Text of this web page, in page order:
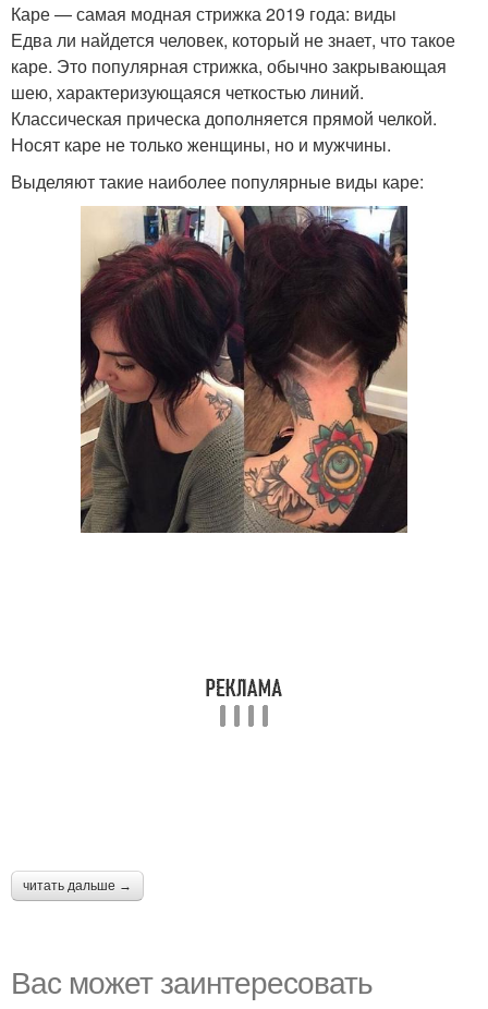
Каре — самая модная стрижка 2019 года: виды
Едва ли найдется человек, который не знает, что такое
каре. Это популярная стрижка, обычно закрывающая
шею, характеризующаяся четкостью линий.
Классическая прическа дополняется прямой челкой.
Носят каре не только женщины, но и мужчины.
Выделяют такие наиболее популярные виды каре:
читать дальше →
Вас может заинтересовать